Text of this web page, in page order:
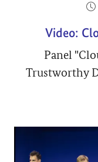
Video:
Panel
Trustworthy